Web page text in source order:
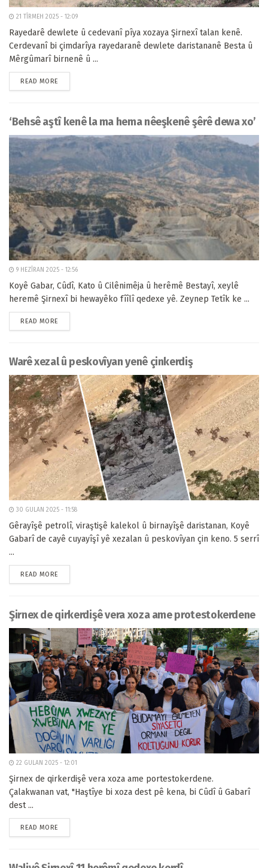
21 TÎRMEH 2025 - 12:09
Rayedarê dewlete û cedevanî pîya xozaya Şirnexî talan kenê.
Cerdevanî bi çimdarîya rayedaranê dewlete daristananê Besta û
Mêrgûmarî birnenê û ...
READ MORE
‘Behsê aştî kenê la ma hema nêeşkenê şêrê dewa xo’
9 HEZÎRAN 2025 - 12:56
Koyê Gabar, Cûdî, Kato û Cilênimêja û herêmê Bestayî, xeylê
heremê Şirnexî bi hewayêko fîîlî qedexe yê. Zeynep Tetîk ke ...
READ MORE
Warê xezal û peskovîyan yenê çinkerdiş
30 GULAN 2025 - 11:58
Gêrayîşê petrolî, viraştişê kalekol û birnayîşê daristanan, Koyê
Gabarî de cayê cuyayîşî yê xezalan û peskovîyan çin keno. 5 serrî
...
READ MORE
Şirnex de qirkerdişê vera xoza ame protestokerdene
22 GULAN 2025 - 12:01
Şirnex de qirkerdişê vera xoza ame portestokerdene.
Çalakwanan vat, "Haştîye bi xoza dest pê kena, bi Cûdî û Gabarî
dest ...
READ MORE